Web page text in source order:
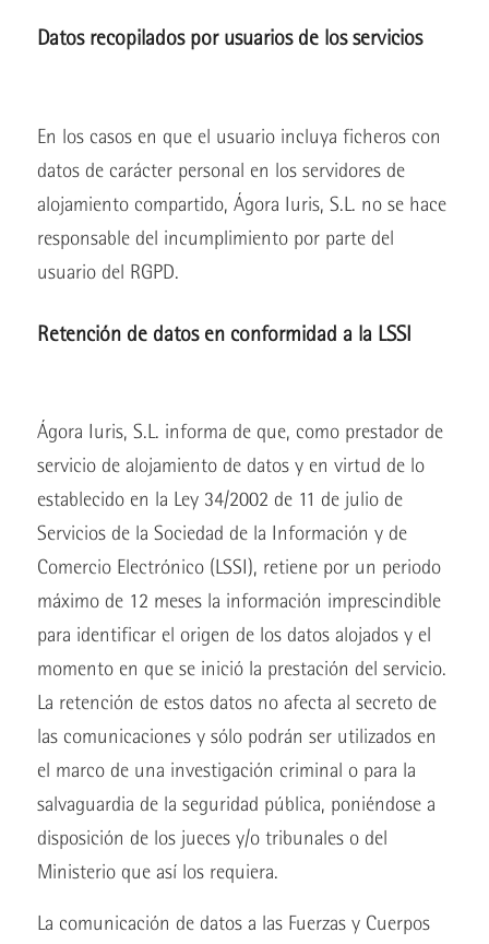
Datos recopilados por usuarios de los servicios
En los casos en que el usuario incluya ficheros con
datos de carácter personal en los servidores de
alojamiento compartido, Ágora Iuris, S.L. no se hace
responsable del incumplimiento por parte del
usuario del RGPD.
Retención de datos en conformidad a la LSSI
Ágora Iuris, S.L. informa de que, como prestador de
servicio de alojamiento de datos y en virtud de lo
establecido en la Ley 34/2002 de 11 de julio de
Servicios de la Sociedad de la Información y de
Comercio Electrónico (LSSI), retiene por un periodo
máximo de 12 meses la información imprescindible
para identificar el origen de los datos alojados y el
momento en que se inició la prestación del servicio.
La retención de estos datos no afecta al secreto de
las comunicaciones y sólo podrán ser utilizados en
el marco de una investigación criminal o para la
salvaguardia de la seguridad pública, poniéndose a
disposición de los jueces y/o tribunales o del
Ministerio que así los requiera.
La comunicación de datos a las Fuerzas y Cuerpos